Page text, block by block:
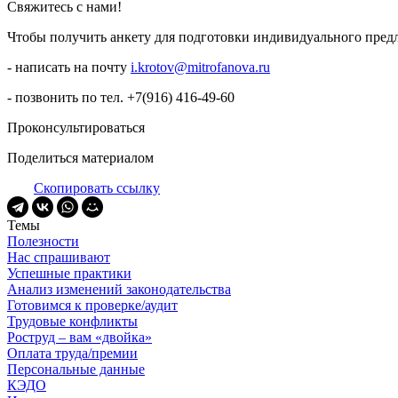
Свяжитесь с нами!
Чтобы получить анкету для подготовки индивидуального
- написать на почту i.krotov@mitrofanova.ru
- позвонить по тел. +7(916) 416-49-60
Проконсультироваться
Поделиться материалом
Скопировать ссылку
Темы
Полезности
Нас спрашивают
Успешные практики
Анализ изменений законодательства
Готовимся к проверке/аудит
Трудовые конфликты
Роструд – вам «двойка»
Оплата труда/премии
Персональные данные
КЭДО